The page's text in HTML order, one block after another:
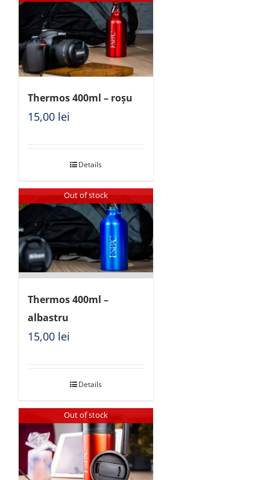
Thermos 400ml – roșu
15,00 lei
Details
Out of stock
Thermos 400ml –
albastru
15,00 lei
Details
Out of stock